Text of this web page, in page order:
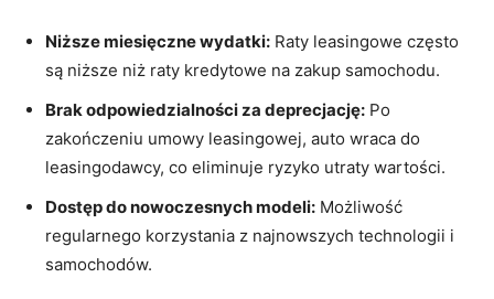
Niższe miesięczne wydatki: Raty leasingowe często
są niższe niż‍ raty kredytowe na zakup⁤ samochodu.
Brak odpowiedzialności za deprecjację: Po
zakończeniu umowy leasingowej, ​auto wraca do
‌leasingodawcy, co‌ eliminuje ryzyko⁢ utraty wartości.
Dostęp do nowoczesnych modeli: Możliwość
⁣regularnego korzystania ​z najnowszych technologii ⁢i
samochodów.